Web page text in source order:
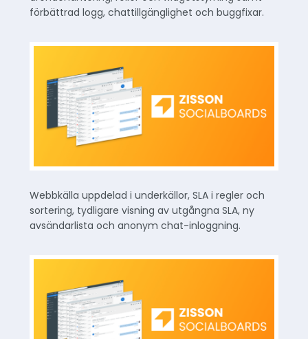
förbättrad logg, chattillgänglighet och buggfixar.
Webbkälla uppdelad i underkällor, SLA i regler och
sortering, tydligare visning av utgångna SLA, ny
avsändarlista och anonym chat-inloggning.